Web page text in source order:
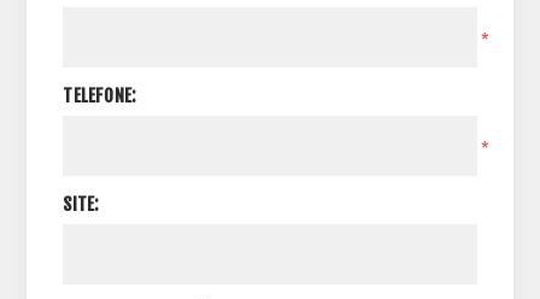
*
TELEFONE:
*
SITE: